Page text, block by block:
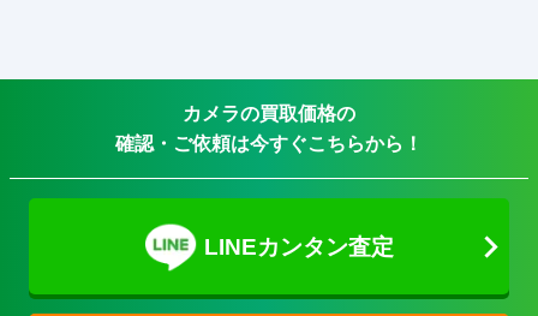
カメラの買取価格の
確認・ご依頼は今すぐこちらから！
LINEカンタン査定